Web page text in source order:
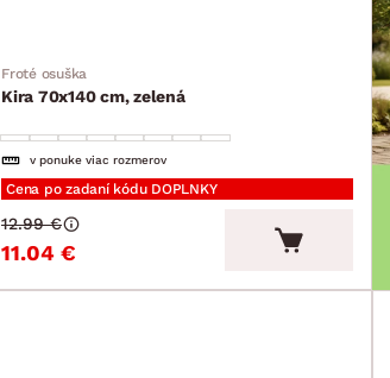
Froté osuška
Kira 70x140 cm, zelená
v ponuke viac rozmerov
Cena po zadaní kódu DOPLNKY
11.04 €
12.99 €